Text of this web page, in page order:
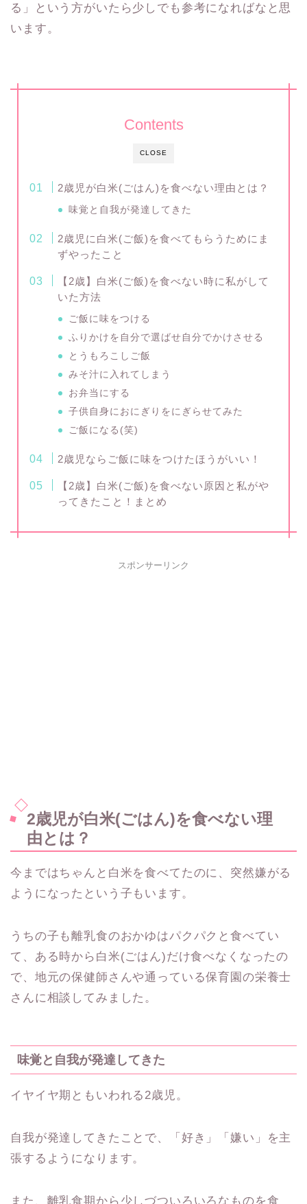
る」という方がいたら少しでも参考になればなと思
います。
CLOSE
Contents
2歳児が白米(ごはん)を食べない理由とは？
味覚と自我が発達してきた
2歳児に白米(ご飯)を食べてもらうためにま
ずやったこと
【2歳】白米(ご飯)を食べない時に私がして
いた方法
ご飯に味をつける
ふりかけを自分で選ばせ自分でかけさせる
とうもろこしご飯
みそ汁に入れてしまう
お弁当にする
子供自身におにぎりをにぎらせてみた
ご飯になる(笑)
2歳児ならご飯に味をつけたほうがいい！
【2歳】白米(ご飯)を食べない原因と私がや
ってきたこと！まとめ
スポンサーリンク
2歳児が白米(ごはん)を食べない理
由とは？
今まではちゃんと白米を食べてたのに、突然嫌がる
ようになったという子もいます。
うちの子も離乳食のおかゆはパクパクと食べてい
て、ある時から白米(ごはん)だけ食べなくなったの
で、地元の保健師さんや通っている保育園の栄養士
さんに相談してみました。
味覚と自我が発達してきた
イヤイヤ期ともいわれる2歳児。
自我が発達してきたことで、「好き」「嫌い」を主
張するようになります。
また、離乳食期から少しづついろいろなものを食